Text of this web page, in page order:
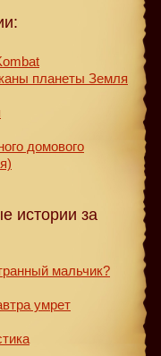
планеты Земля
домового
истории за
мальчик?
умрет